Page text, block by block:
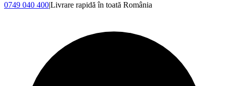
0749 040 400|Livrare rapidă în toată România